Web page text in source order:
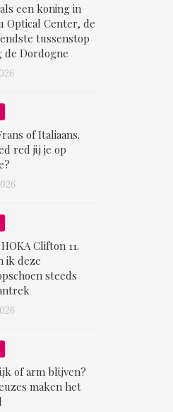
een koning in
Optical Center, de
tussenstop
de Dordogne
of Italiaans.
red jij je op
Clifton 11.
ik deze
steeds
of arm blijven?
maken het